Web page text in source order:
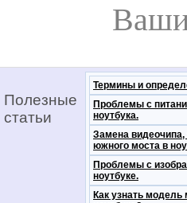
Ваши
Полезные
статьи
Термины и
Проблемы с
ноутбука.
Замена видеочипа,
южного моста в
Проблемы с
ноутбуке.
Как узнать